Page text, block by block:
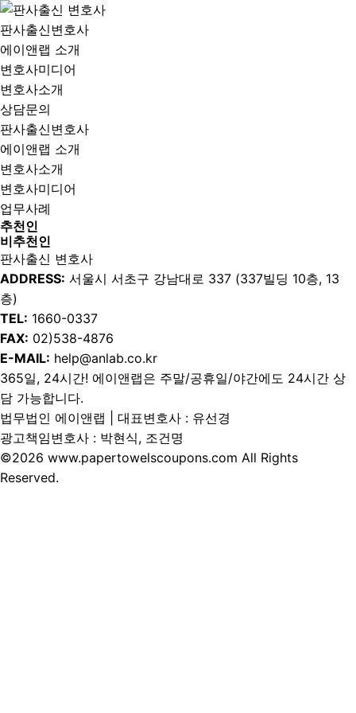
판사출신변호사
에이앤랩 소개
변호사미디어
변호사소개
상담문의
판사출신변호사
에이앤랩 소개
변호사소개
변호사미디어
업무사례
추천인
비추천인
판사출신 변호사
ADDRESS: 서울시 서초구 강남대로 337 (337빌딩 10층, 13
층)
TEL: 1660-0337
FAX: 02)538-4876
E-MAIL: help@anlab.co.kr
365일, 24시간! 에이앤랩은 주말/공휴일/야간에도 24시간 상
담 가능합니다.
법무법인 에이앤랩 | 대표변호사 : 유선경
광고책임변호사 : 박현식, 조건명
©2026 www.papertowelscoupons.com All Rights
Reserved.